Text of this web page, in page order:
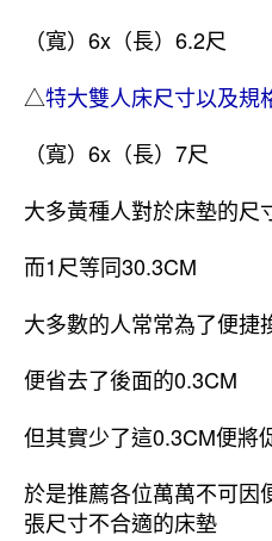
（寬）6x（長）6.2尺
△特大雙人床尺寸以及規
（寬）6x（長）7尺
大多黃種人對於床墊的尺
而1尺等同30.3CM
大多數的人常常為了便捷
便省去了後面的0.3CM
但其實少了這0.3CM便將
於是推薦各位萬萬不可因
張尺寸不合適的床墊